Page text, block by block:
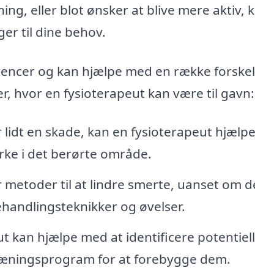
eller blot ønsker at blive mere aktiv,
til dine behov.
og kan hjælpe med en række
hvor en fysioterapeut kan være til gavn:
lidt en skade, kan en fysioterapeut
i det berørte område.
metoder til at lindre smerte, uanset om
og øvelser.
kan hjælpe med at identificere
for at forebygge dem.